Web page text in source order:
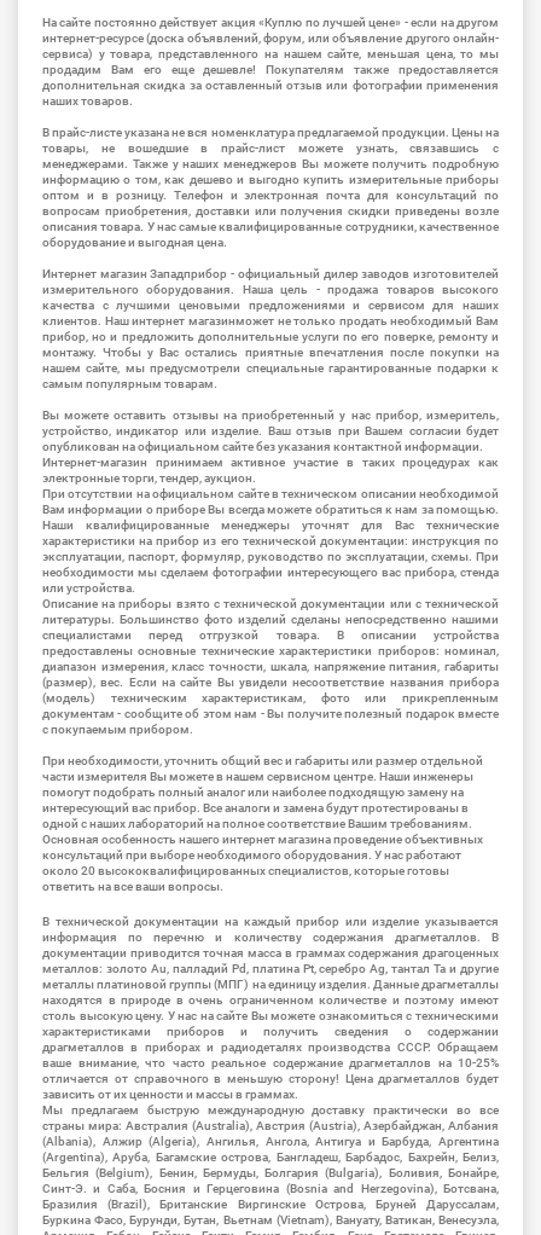
На сайте постоянно действует акция «Куплю по лучшей цене» - если на другом
интернет-ресурсе (доска объявлений, форум, или объявление другого онлайн-
сервиса) у товара, представленного на нашем сайте, меньшая цена, то мы
продадим Вам его еще дешевле! Покупателям также предоставляется
дополнительная скидка за оставленный отзыв или фотографии применения
наших товаров.
В прайс-листе указана не вся номенклатура предлагаемой продукции. Цены на
товары, не вошедшие в прайс-лист можете узнать, связавшись с
менеджерами. Также у наших менеджеров Вы можете получить подробную
информацию о том, как дешево и выгодно купить измерительные приборы
оптом и в розницу. Телефон и электронная почта для консультаций по
вопросам приобретения, доставки или получения скидки приведены возле
описания товара. У нас самые квалифицированные сотрудники, качественное
оборудование и выгодная цена.
Интернет магазин Западприбор - официальный дилер заводов изготовителей
измерительного оборудования. Наша цель - продажа товаров высокого
качества с лучшими ценовыми предложениями и сервисом для наших
клиентов. Наш интернет магазинможет не только продать необходимый Вам
прибор, но и предложить дополнительные услуги по его поверке, ремонту и
монтажу. Чтобы у Вас остались приятные впечатления после покупки на
нашем сайте, мы предусмотрели специальные гарантированные подарки к
самым популярным товарам.
Вы можете оставить отзывы на приобретенный у нас прибор, измеритель,
устройство, индикатор или изделие. Ваш отзыв при Вашем согласии будет
опубликован на официальном сайте без указания контактной информации.
Интернет-магазин принимаем активное участие в таких процедурах как
электронные торги, тендер, аукцион.
При отсутствии на официальном сайте в техническом описании необходимой
Вам информации о приборе Вы всегда можете обратиться к нам за помощью.
Наши квалифицированные менеджеры уточнят для Вас технические
характеристики на прибор из его технической документации: инструкция по
эксплуатации, паспорт, формуляр, руководство по эксплуатации, схемы. При
необходимости мы сделаем фотографии интересующего вас прибора, стенда
или устройства.
Описание на приборы взято с технической документации или с технической
литературы. Большинство фото изделий сделаны непосредственно нашими
специалистами перед отгрузкой товара. В описании устройства
предоставлены основные технические характеристики приборов: номинал,
диапазон измерения, класс точности, шкала, напряжение питания, габариты
(размер), вес. Если на сайте Вы увидели несоответствие названия прибора
(модель) техническим характеристикам, фото или прикрепленным
документам - сообщите об этом нам - Вы получите полезный подарок вместе
с покупаемым прибором.
При необходимости, уточнить общий вес и габариты или размер отдельной
части измерителя Вы можете в нашем сервисном центре. Наши инженеры
помогут подобрать полный аналог или наиболее подходящую замену на
интересующий вас прибор. Все аналоги и замена будут протестированы в
одной с наших лабораторий на полное соответствие Вашим требованиям.
Основная особенность нашего интернет магазина проведение объективных
консультаций при выборе необходимого оборудования. У нас работают
около 20 высококвалифицированных специалистов, которые готовы
ответить на все ваши вопросы.
В технической документации на каждый прибор или изделие указывается
информация по перечню и количеству содержания драгметаллов. В
документации приводится точная масса в граммах содержания драгоценных
металлов: золото Au, палладий Pd, платина Pt, серебро Ag, тантал Ta и другие
металлы платиновой группы (МПГ) на единицу изделия. Данные драгметаллы
находятся в природе в очень ограниченном количестве и поэтому имеют
столь высокую цену. У нас на сайте Вы можете ознакомиться с техническими
характеристиками приборов и получить сведения о содержании
драгметаллов в приборах и радиодеталях производства СССР. Обращаем
ваше внимание, что часто реальное содержание драгметаллов на 10-25%
отличается от справочного в меньшую сторону! Цена драгметаллов будет
зависить от их ценности и массы в граммах.
Мы предлагаем быструю международную доставку практически во все
страны мира: Австралия (Australia), Австрия (Austria), Азербайджан, Албания
(Albania), Алжир (Algeria), Ангилья, Ангола, Антигуа и Барбуда, Аргентина
(Argentina), Аруба, Багамские острова, Бангладеш, Барбадос, Бахрейн, Белиз,
Бельгия (Belgium), Бенин, Бермуды, Болгария (Bulgaria), Боливия, Бонайре,
Синт-Э. и Саба, Босния и Герцеговина (Bosnia and Herzegovina), Ботсвана,
Бразилия (Brazil), Британские Виргинские Острова, Бруней Даруссалам,
Буркина Фасо, Бурунди, Бутан, Вьетнам (Vietnam), Вануату, Ватикан, Венесуэла,